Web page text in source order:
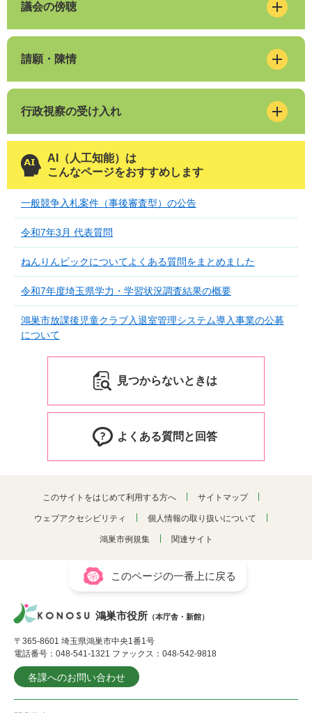
議会の傍聴
請願・陳情
行政視察の受け入れ
AI（人工知能）は
こんなページをおすすめします
一般競争入札案件（事後審査型）の公告
令和7年3月 代表質問
ねんりんピックについてよくある質問をまとめました
令和7年度埼玉県学力・学習状況調査結果の概要
鴻巣市放課後児童クラブ入退室管理システム導入事業の公募
について
見つからないときは
よくある質問と回答
このサイトをはじめて利用する方へ サイトマップ
ウェブアクセシビリティ 個人情報の取り扱いについて
鴻巣市例規集 関連サイト
このページの一番上に戻る
鴻巣市役所 （本庁舎・新館）
〒365-8601 埼玉県鴻巣市中央1番1号
電話番号：048-541-1321 ファックス：048-542-9818
各課へのお問い合わせ